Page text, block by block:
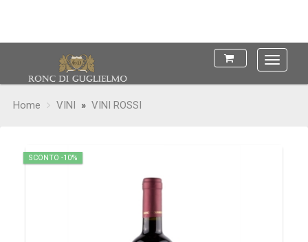
Main
Menu
Home VINI » VINI ROSSI
SCONTO -10%